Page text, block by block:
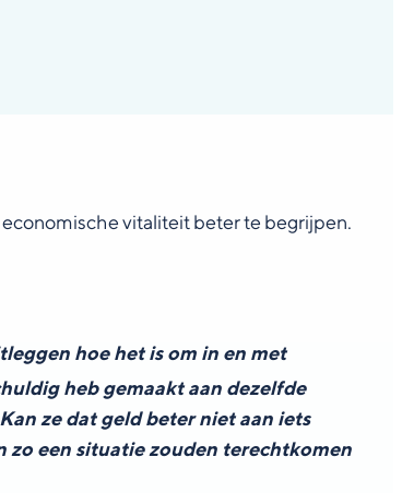
vitaliteit beter te begrijpen.
hoe het is om in en met
heb gemaakt aan dezelfde
ze dat geld beter niet aan iets
zo een situatie zouden terechtkomen